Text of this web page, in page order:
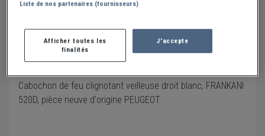
pour une autre raison. Veuillez consulter la liste ci-
en ligne.
Description
Cabochon de feu clignotant veilleuse droit blanc, FRANKANI
520D, pièce neuve d'origine PEUGEOT.
Liste de nos partenaires (fournisseurs)
Afficher toutes les
finalités
J'accepte